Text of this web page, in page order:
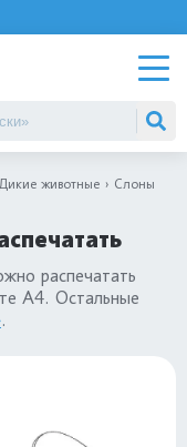
Дикие животные
Слоны
распечатать
А4. Остальные
.